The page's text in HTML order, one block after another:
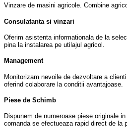
Vinzare de masini agricole. Combine
Consulatanta si vinzari
Oferim asistenta informationala de la
pina la instalarea pe utilajul agricol.
Management
Monitorizam nevoile de dezvoltare a
oferind colaborare la conditii avantajoase.
Piese de Schimb
Dispunem de numeroase piese originale
comanda se efectueaza rapid direct de la